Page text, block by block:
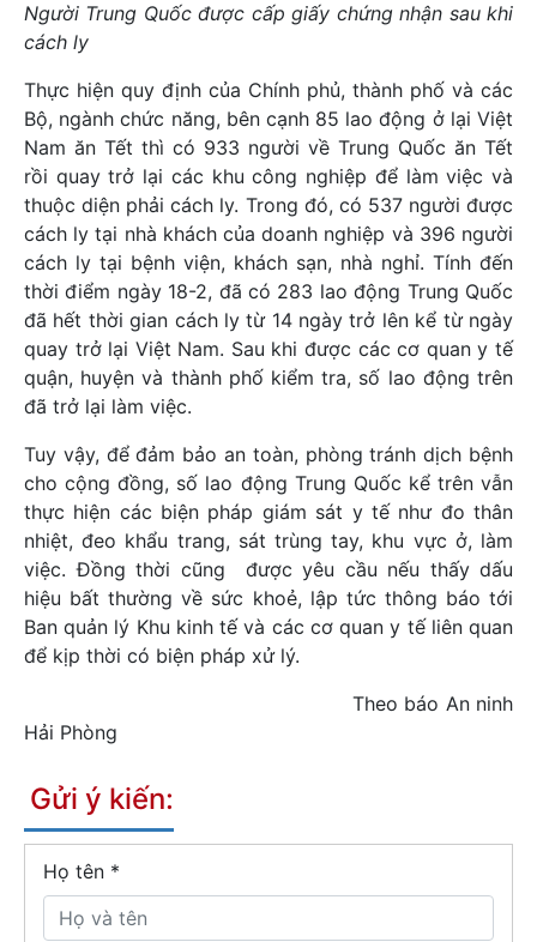
Người Trung Quốc được cấp giấy chứng nhận sau khi
cách ly
Thực hiện quy định của Chính phủ, thành phố và các
Bộ, ngành chức năng, bên cạnh 85 lao động ở lại Việt
Nam ăn Tết thì có 933 người về Trung Quốc ăn Tết
rồi quay trở lại các khu công nghiệp để làm việc và
thuộc diện phải cách ly. Trong đó, có 537 người được
cách ly tại nhà khách của doanh nghiệp và 396 người
cách ly tại bệnh viện, khách sạn, nhà nghỉ. Tính đến
thời điểm ngày 18-2, đã có 283 lao động Trung Quốc
đã hết thời gian cách ly từ 14 ngày trở lên kể từ ngày
quay trở lại Việt Nam. Sau khi được các cơ quan y tế
quận, huyện và thành phố kiểm tra, số lao động trên
đã trở lại làm việc.
Tuy vậy, để đảm bảo an toàn, phòng tránh dịch bệnh
cho cộng đồng, số lao động Trung Quốc kể trên vẫn
thực hiện các biện pháp giám sát y tế như đo thân
nhiệt, đeo khẩu trang, sát trùng tay, khu vực ở, làm
việc. Đồng thời cũng được yêu cầu nếu thấy dấu
hiệu bất thường về sức khoẻ, lập tức thông báo tới
Ban quản lý Khu kinh tế và các cơ quan y tế liên quan
để kịp thời có biện pháp xử lý.
Theo báo An ninh
Hải Phòng
Gửi ý kiến:
Họ tên *